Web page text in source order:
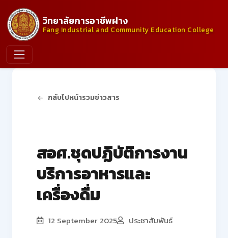
วิทยาลัยการอาชีพฝาง
Fang Industrial and Community Education College
กลับไปหน้ารวมข่าวสาร
สอศ.ชุดปฏิบัติการงาน
บริการอาหารและ
เครื่องดื่ม
12 September 2025 ประชาสัมพันธ์